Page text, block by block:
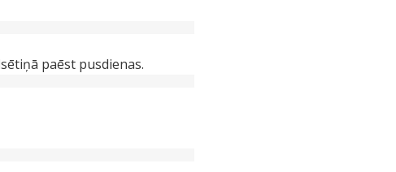
paēst pusdienas.